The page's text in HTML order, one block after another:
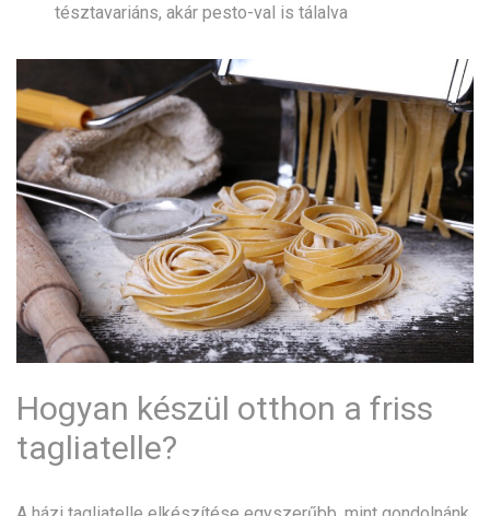
tésztavariáns, akár pesto-val is tálalva
Hogyan készül otthon a friss
tagliatelle?